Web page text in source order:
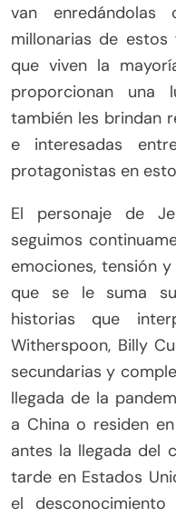
van enredándolas
millonarias de
que viven la
proporcionan una
también les brindan
e interesadas
protagonistas en
El personaje de
seguimos
emociones, tensión
que se le suma
historias que
Witherspoon, Billy
secundarias y
llegada de la
a China o residen
antes la llegada del
tarde en Estados
el